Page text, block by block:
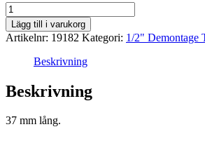
Demontage
twisthylsa
1/2
x
mängd
Lägg till i varukorg
Artikelnr: 19182 Kategori: 1/2" Demontage
Beskrivning
Beskrivning
37 mm lång.